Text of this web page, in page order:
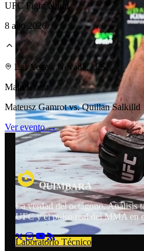
Laboratorio Técnico
UFC Fight Night
8 ago 2026
Las Vegas, Nevada, U.S.
Main Event
Mateusz Gamrot vs. Quillan Salkilld
Ver evento →
QUIMBARA
La verdad del octágono. Análisis
UFC y el pulso real del MMA en